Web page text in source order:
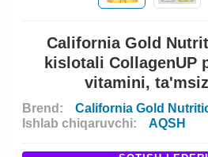
California Gold
kislotali CollagenUP
vitamini,
Brend:
California Gold
Ishlab chiqaruvchi:
AQSH